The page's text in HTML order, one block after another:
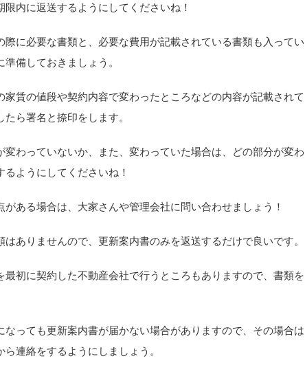
内に返送するようにしてくださいね！
際に必要な書類と、必要な費用が記載されている書類も入ってい
備しておきましょう。
家賃の値段や契約内容で変わったところなどの内容が記載されて
ら署名と捺印をします。
変わっていないか、また、変わっていた場合は、どの部分が変わ
ようにしてくださいね！
ある場合は、大家さんや管理会社に問い合わせましょう！
ありませんので、更新案内書のみを返送するだけで良いです。
最初に契約した不動産会社で行うところもありますので、書類を
なっても更新案内書が届かない場合がありますので、その場合は
連絡をするようにしましょう。